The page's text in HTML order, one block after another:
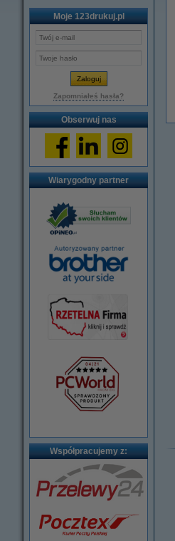
Moje 123drukuj.pl
Zapomniałeś hasła?
Obserwuj nas
Wiarygodny partner
Współpracujemy z: